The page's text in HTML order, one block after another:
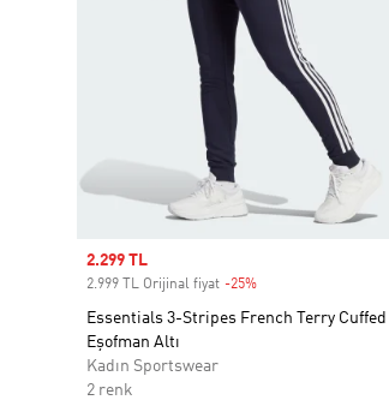
Sale price
2.299 TL
2.999 TL Orijinal fiyat -25%
Essentials 3-Stripes French Terry Cuffed
Eşofman Altı
Kadın Sportswear
2 renk